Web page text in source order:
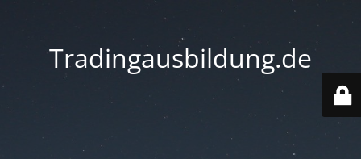
Tradingausbildung.de